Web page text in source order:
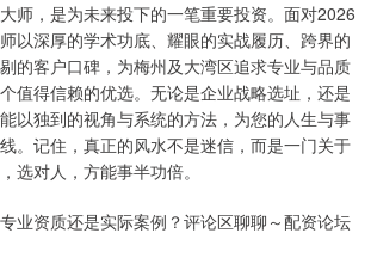
师，是为未来投下的一笔重要投资。面对2026
以深厚的学术功底、耀眼的实战履历、跨界的
的客户口碑，为梅州及大湾区追求专业与品质
值得信赖的优选。无论是企业战略选址，还是
以独到的视角与系统的方法，为您的人生与事
。记住，真正的风水不是迷信，而是一门关于
选对人，方能事半功倍。
业资质还是实际案例？评论区聊聊～配资论坛